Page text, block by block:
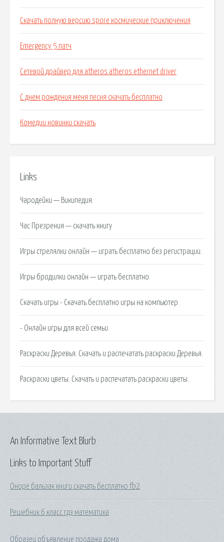
Скачать полную версию spore космические приключения
Emergency 5 патч
Сетевой драйвер для atheros atheros ethernet driver
С днем рождения меня песня скачать бесплатно
Комедии новинки скачать
Links
Чародейки — Википедия.
Час Презрения — скачать книгу
Игры стрелялки онлайн — играть бесплатно без регистрации.
Игры бродилки онлайн — играть бесплатно.
Скачать игры - Скачать бесплатно игры на компьютер.
- Онлайн игры для всей семьи.
Раскраски Деревья. Скачать и распечатать раскраски Деревья.
Раскраски цветы. Скачать и распечатать раскраски цветы.
Links to Important Stuff
Оноре бальзак книги скачать бесплатно fb2
Решебник 6 класс гдз математика
Образец объявление продажа дома
An Informative Text Blurb